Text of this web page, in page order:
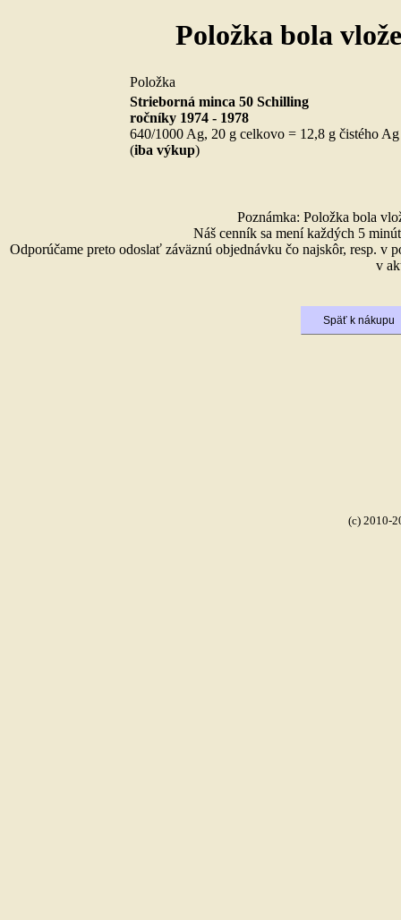
Položka bola
Položka
Strieborná minca 50 Schilling
ročníky 1974 - 1978
640/1000 Ag, 20 g celkovo = 12,8 g čistého Ag
(iba výkup)
Poznámka: Položka bola
Náš cenník sa mení každých 5
Odporúčame preto odoslať záväznú objednávku čo najskôr, resp. v
v
(c) 2010-